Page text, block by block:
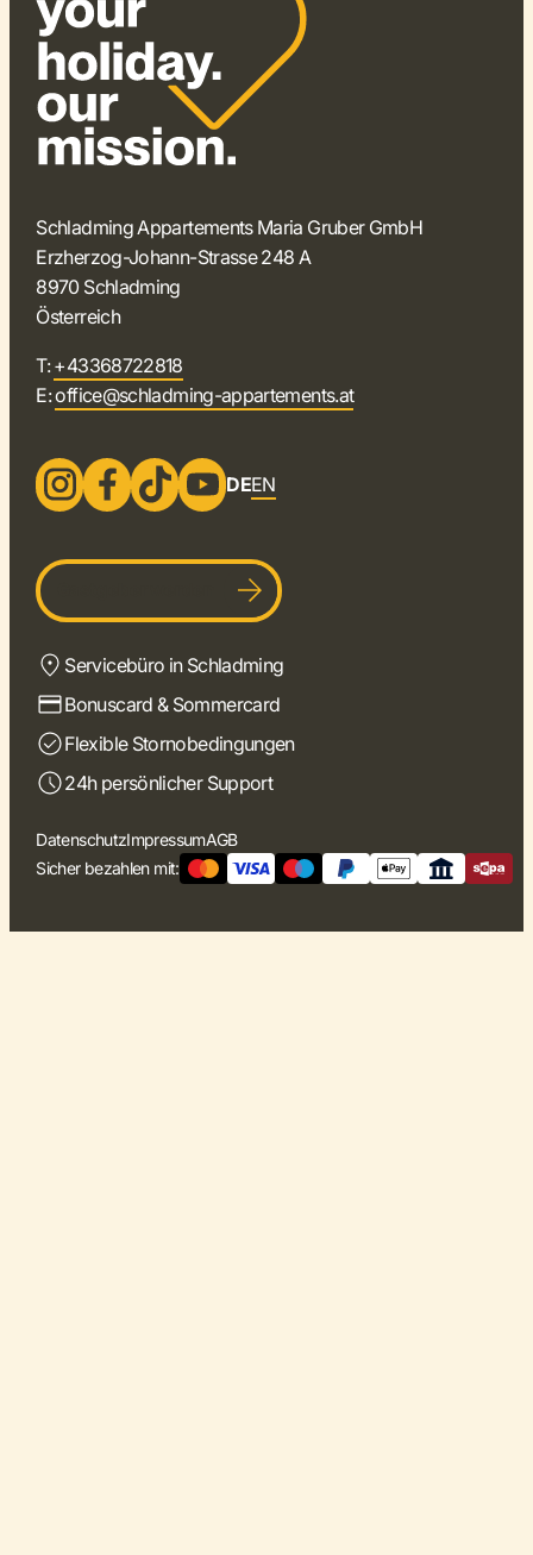
Schladming Appartements Maria Gruber GmbH
Erzherzog-Johann-Strasse 248 A
8970 Schladming
Österreich
T:+43368722818
E:office@schladming-appartements.at
DEEN
Servicebüro in Schladming
Bonuscard & Sommercard
Flexible Stornobedingungen
24h persönlicher Support
DatenschutzImpressumAGB
Sicher bezahlen mit: